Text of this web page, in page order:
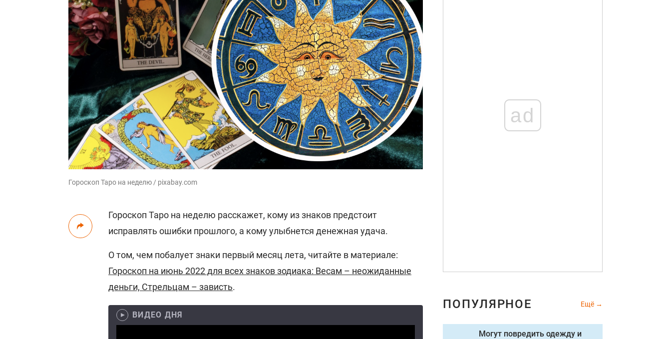
Гороскоп Таро на неделю / pixabay.com
Гороскоп Таро на неделю расскажет, кому из знаков предстоит
исправлять ошибки прошлого, а кому улыбнется денежная удача.
О том, чем побалует знаки первый месяц лета, читайте в материале:
Гороскоп на июнь 2022 для всех знаков зодиака: Весам – неожиданные
деньги, Стрельцам – зависть.
ВИДЕО ДНЯ
ad
ПОПУЛЯРНОЕ Ещё
Могут повредить одежду и